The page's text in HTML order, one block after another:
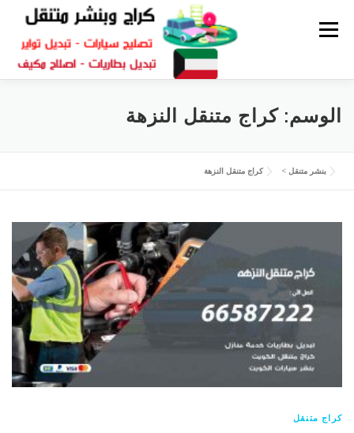
القائمة
بنشر الكويت كراج متنقلالوسم:كراج متنقل النزهة
بنشر متنقل > كراج متنقل النزهة
كراج متنقل